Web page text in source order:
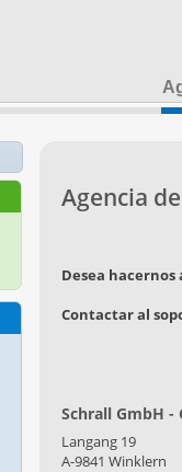
Agencia
Desea
Contactar al
Schrall GmbH
Langang 19
A-9841 Winklern